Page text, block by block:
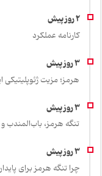
کارنامه عملکرد
هرمز؛ مزیت ژئوپلیتیکی
تنگه هرمز، باب‌المندب
چرا تنگه هرمز برای